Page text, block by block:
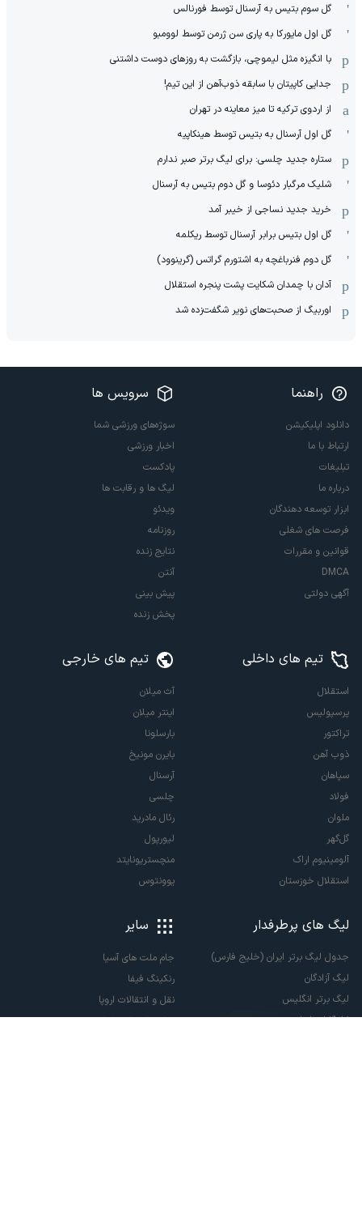
گل سوم بتیس به آرسنال توسط فورنالس
گل اول مایورکا به پاری سن ژرمن توسط لوومبو
با انگیزه مثل لیموچی، بازگشت به روزهای دوست داشتنی
جدایی کاپیتان با سابقه ذوب‌آهن از این تیم!
از اردوی ترکیه تا میز معاینه در تهران
گل اول آرسنال به بتیس توسط هینکاپیه
ستاره جدید چلسی: برای لیگ برتر صبر ندارم
شلیک مرگبار دئوسا و گل دوم بتیس به آرسنال
خرید جدید نساجی از خیبر آمد
گل اول بتیس برابر آرسنال توسط ریکلمه
گل دوم فنرباغچه به اشتورم گراتس (گرینوود)
آدان با چمدان شکایت پشت پنجره استقلال
اوربیگ از صحبت‌های نویر شگفت‌زده شد
راهنما
دانلود اپلیکیشن
ارتباط با ما
تبلیغات
درباره ما
ابزار توسعه دهندگان
فرصت های شغلی
قوانین و مقررات
DMCA
آگهی دولتی
سرویس ها
سوژه‌های ورزشی شما
اخبار ورزشی
پادکست
لیگ ها و رقابت ها
ویدئو
روزنامه
نتایج زنده
آنتن
پیش بینی
پخش زنده
تیم های داخلی
استقلال
پرسپولیس
تراکتور
ذوب آهن
سپاهان
فولاد
ملوان
گل‌گهر
آلومینیوم اراک
استقلال خوزستان
تیم های خارجی
آث میلان
اینتر میلان
بارسلونا
بایرن مونیخ
آرسنال
چلسی
رئال مادرید
لیورپول
منچستریونایتد
یوونتوس
لیگ های پرطرفدار
جدول لیگ برتر ایران (خلیج فارس)
لیگ آزادگان
لیگ برتر انگلیس
لالیگا اسپانیا
سایر
جام ملت های آسیا
رنکینگ فیفا
نقل و انتقالات اروپا
نقل و انتقالات ایران